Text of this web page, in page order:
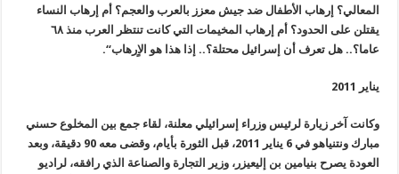
المعالي؟ إرهاب الأطفال ضد جيش معزز بالعرب والعجم؟ أم إرهاب النساء
يقتلن على الحدود؟ أم إرهاب المخيمات التي كانت تنتظر العرب منذ ٦٨
عاما؟.. هل تعرف أن إسرائيل محتلة؟.. إذا هذا هو الاٍرهاب“.
يناير 2011
وكانت آخر زيارة لرئيس وزراء إسرائيلي معلنة، لقاء جمع بين المخلوع حسني
مبارك ونتنياهو في 6 يناير 2011، قبل الثورة بأيام، وقضى معه 90 دقيقة، وبعد
العودة يصرح بنيامين بن إليعيزر، وزير التجارة والصناعة الذي رافقه، لراديو